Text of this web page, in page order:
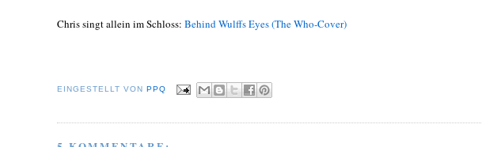
Chris singt allein im Schloss: Behind Wulffs Eyes (The Who-Cover)
EINGESTELLT VON PPQ